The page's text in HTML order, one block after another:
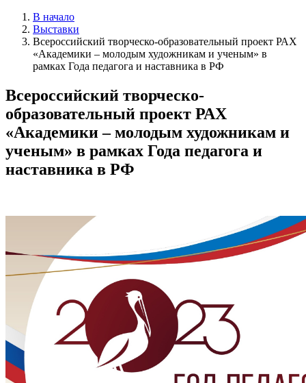
В начало
Выставки
Всероссийский творческо-образовательный проект РАХ
«Академики – молодым художникам и ученым» в
рамках Года педагога и наставника в РФ
Всероссийский творческо-
образовательный проект РАХ
«Академики – молодым художникам и
ученым» в рамках Года педагога и
наставника в РФ